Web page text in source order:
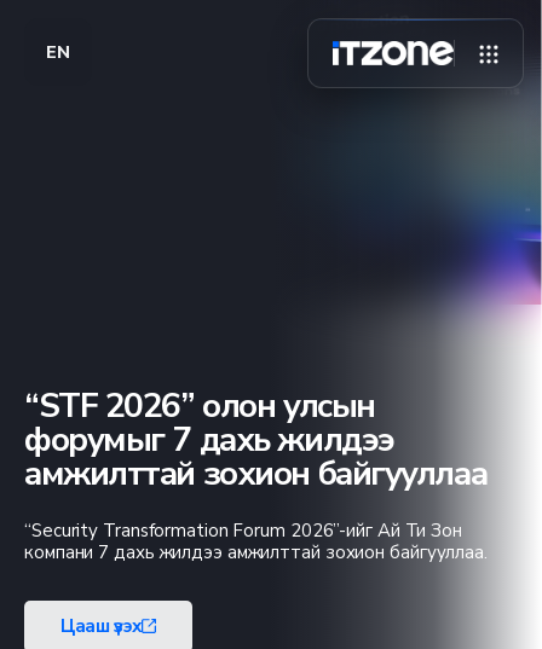
EN
“STF 2026” олон улсын
форумыг 7 дахь жилдээ
амжилттай зохион байгууллаа
“Security Transformation Forum 2026”-ийг Ай Ти Зон
компани 7 дахь жилдээ амжилттай зохион байгууллаа.
Цааш үзэх